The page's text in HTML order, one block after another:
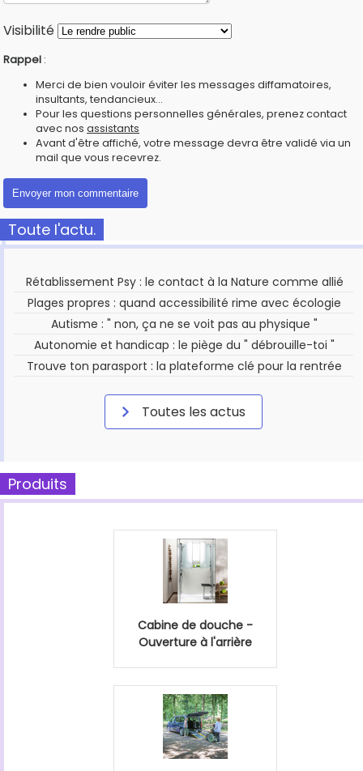
Visibilité
Rappel :
Merci de bien vouloir éviter les messages diffamatoires,
insultants, tendancieux...
Pour les questions personnelles générales, prenez contact
avec nos assistants
Avant d'être affiché, votre message devra être validé via un
mail que vous recevrez.
Toute l'actu.
Rétablissement Psy : le contact à la Nature comme allié
Plages propres : quand accessibilité rime avec écologie
Autisme : " non, ça ne se voit pas au physique "
Autonomie et handicap : le piège du " débrouille-toi "
Trouve ton parasport : la plateforme clé pour la rentrée
Toutes les actus
Produits
Cabine de douche -
Ouverture à l'arrière